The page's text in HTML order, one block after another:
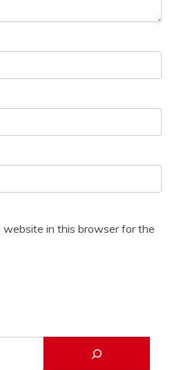
website in this browser for the